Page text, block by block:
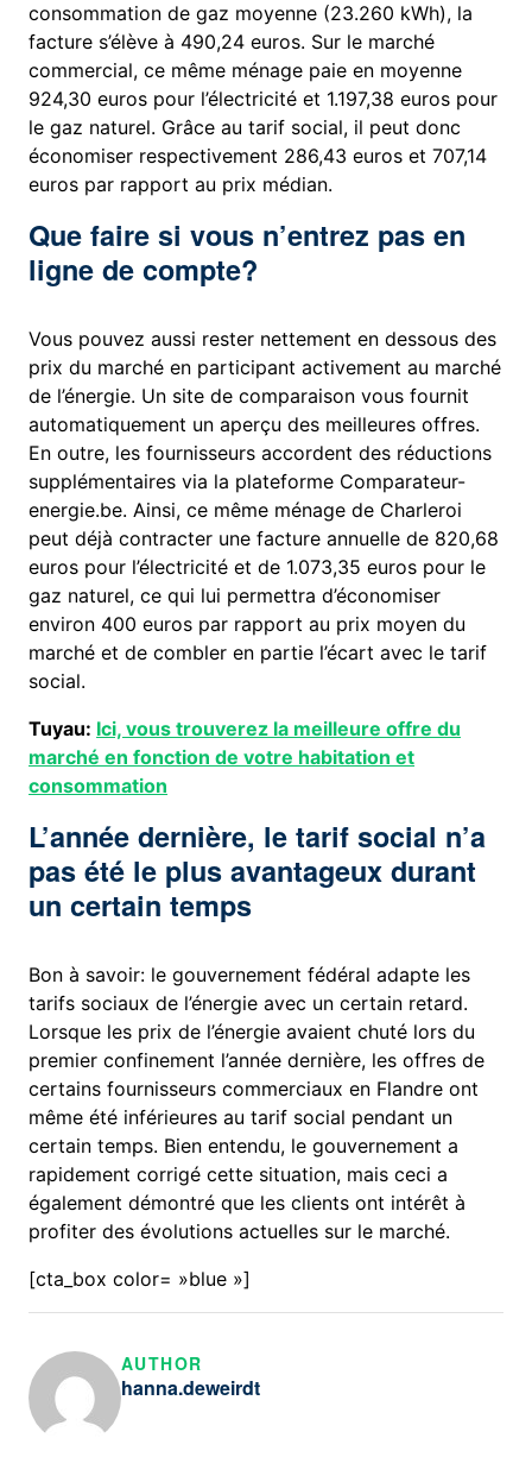
consommation de gaz moyenne (23.260 kWh), la
facture s’élève à 490,24 euros. Sur le marché
commercial, ce même ménage paie en moyenne
924,30 euros pour l’électricité et 1.197,38 euros pour
le gaz naturel. Grâce au tarif social, il peut donc
économiser respectivement 286,43 euros et 707,14
euros par rapport au prix médian.
Que faire si vous n’entrez pas en
ligne de compte?
Vous pouvez aussi rester nettement en dessous des
prix du marché en participant activement au marché
de l’énergie. Un site de comparaison vous fournit
automatiquement un aperçu des meilleures offres.
En outre, les fournisseurs accordent des réductions
supplémentaires via la plateforme Comparateur-
energie.be. Ainsi, ce même ménage de Charleroi
peut déjà contracter une facture annuelle de 820,68
euros pour l’électricité et de 1.073,35 euros pour le
gaz naturel, ce qui lui permettra d’économiser
environ 400 euros par rapport au prix moyen du
marché et de combler en partie l’écart avec le tarif
social.
Tuyau: Ici, vous trouverez la meilleure offre du
marché en fonction de votre habitation et
consommation
L’année dernière, le tarif social n’a
pas été le plus avantageux durant
un certain temps
Bon à savoir: le gouvernement fédéral adapte les
tarifs sociaux de l’énergie avec un certain retard.
Lorsque les prix de l’énergie avaient chuté lors du
premier confinement l’année dernière, les offres de
certains fournisseurs commerciaux en Flandre ont
même été inférieures au tarif social pendant un
certain temps. Bien entendu, le gouvernement a
rapidement corrigé cette situation, mais ceci a
également démontré que les clients ont intérêt à
profiter des évolutions actuelles sur le marché.
[cta_box color= »blue »]
AUTHOR
hanna.deweirdt